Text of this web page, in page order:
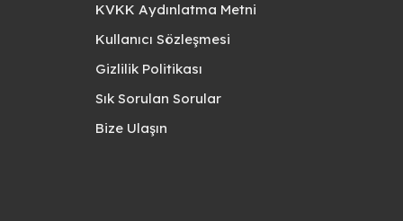
KVKK Aydınlatma Metni
Kullanıcı Sözleşmesi
Gizlilik Politikası
Sık Sorulan Sorular
Bize Ulaşın